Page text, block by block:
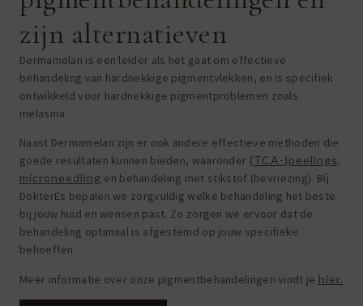
zijn alternatieven
Dermamelan is een leider als het gaat om effectieve
behandeling van hardnekkige pigmentvlekken, en is specifiek
ontwikkeld voor hardnekkige pigmentproblemen zoals
melasma.
Naast Dermamelan zijn er ook andere effectieve methoden die
goede resultaten kunnen bieden, waaronder (TCA-)peelings,
microneedling en behandeling met stikstof (bevriezing). Bij
DokterEs bepalen we zorgvuldig welke behandeling het beste
bij jouw huid en wensen past. Zo zorgen we ervoor dat de
behandeling optimaal is afgestemd op jouw specifieke
behoeften.
Meer informatie over onze pigmentbehandelingen vindt je hier.